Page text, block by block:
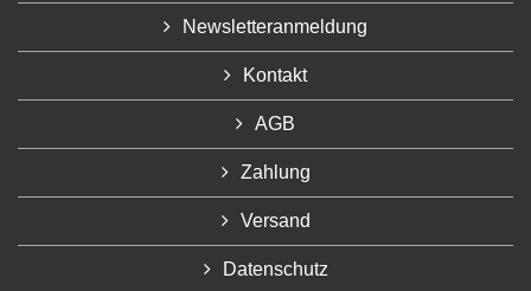
Newsletteranmeldung
Kontakt
AGB
Zahlung
Versand
Datenschutz